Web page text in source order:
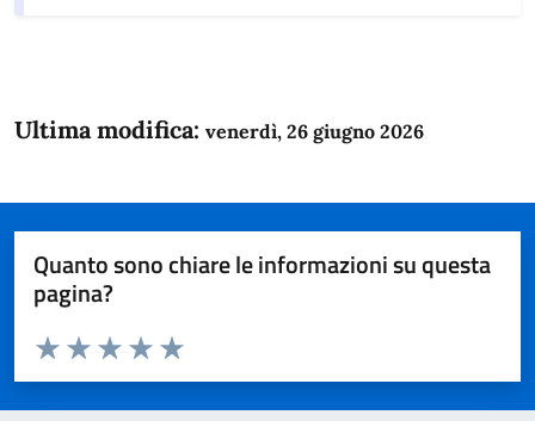
Ultima modifica: venerdì, 26 giugno 2026
Quanto sono chiare le informazioni su questa
pagina?
Domanda
Valuta da 1 a 5 stelle la pagina
Valuta 5 stelle su 5
Valuta 4 stelle su 5
Valuta 3 stelle su 5
Valuta 2 stelle su 5
Valuta 1 stelle su 5